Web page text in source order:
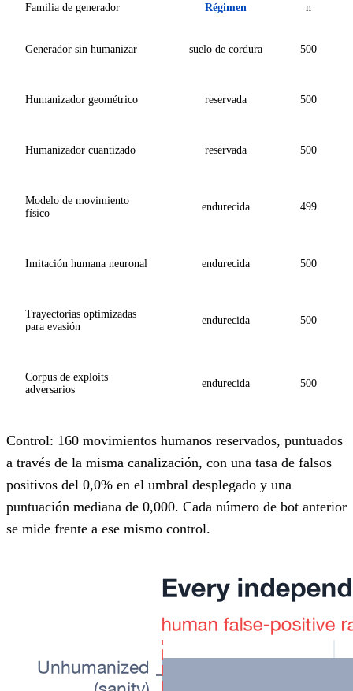
Familia de generador Régimen n
Generador sin humanizar suelo de cordura 500
Humanizador geométrico reservada 500
Humanizador cuantizado reservada 500
Modelo de movimiento
físico
endurecida 499
Imitación humana neuronal endurecida 500
Trayectorias optimizadas
para evasión
endurecida 500
Corpus de exploits
adversarios
endurecida 500
Control: 160 movimientos humanos reservados, puntuados
a través de la misma canalización, con una tasa de falsos
positivos del 0,0% en el umbral desplegado y una
puntuación mediana de 0,000. Cada número de bot anterior
se mide frente a ese mismo control.